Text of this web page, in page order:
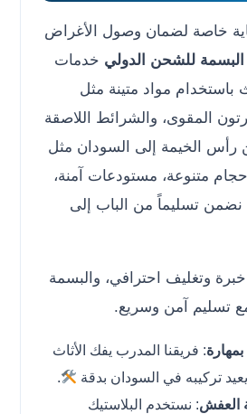
خاصة لضمان وصول الأغراض
للشحن الدولي خدمات
باستخدام مواد متينة مثل
المقوى، والشرائط اللاصقة
الخيمة إلى السودان مثل
متنوعة، مستودعات آمنة،
تسليماً من الباب إلى
وتغليف احترافي، والبسمة
تسليم آمن وسريع.
: فريقنا المدرب يفك الأثاث
تركيبه في السودان بدقة
.
العفش: نستخدم البلاستيك